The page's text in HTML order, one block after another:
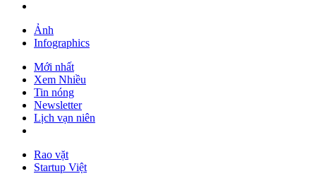
Ảnh
Infographics
Mới nhất
Xem Nhiều
Tin nóng
Newsletter
Lịch vạn niên
Rao vặt
Startup Việt